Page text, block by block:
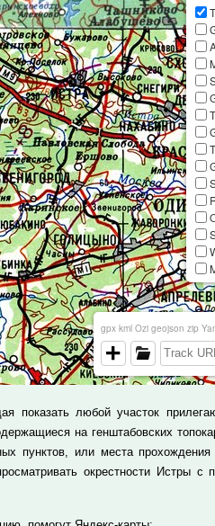
показать любой участок
на генштабовских
пунктов, или места
окрестности Истры с